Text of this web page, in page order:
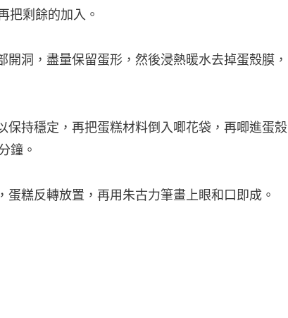
把剩餘的加入。
開洞，盡量保留蛋形，然後浸熱暖水去掉蛋殼膜，
保持穩定，再把蛋糕材料倒入唧花袋，再唧進蛋殼
鐘。
蛋糕反轉放置，再用朱古力筆畫上眼和口即成。